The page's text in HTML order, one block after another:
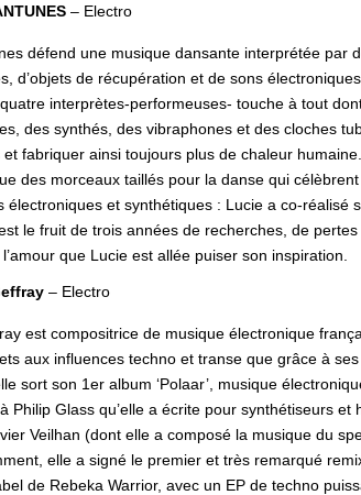
– Electro
défend une musique dansante interprétée
d’objets de récupération et de sons
interprètes-performeuses- touche à tout
des synthés, des vibraphones et des cloches
fabriquer ainsi toujours plus de chaleur humaine.
des morceaux taillés pour la danse qui
électroniques et synthétiques : Lucie a co-
est le fruit de trois années de recherches, de
que Lucie est allée puiser son inspiration.
– Electro
est compositrice de musique électronique
aux influences techno et transe que grâce à
sort son 1er album ‘Polaar’, musique
Philip Glass qu’elle a écrite pour synthétiseurs
Veilhan (dont elle a composé la musique du
elle a signé le premier et très remarqué
de Rebeka Warrior, avec un EP de techno